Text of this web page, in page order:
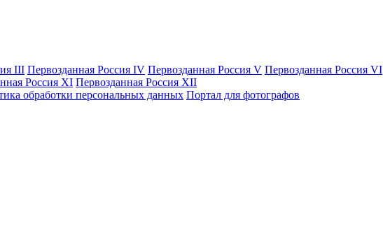
III Первозданная Россия IV Первозданная Россия V Первозданная Россия VI
Россия XI Первозданная Россия XII
обработки персональных данных Портал для фотографов